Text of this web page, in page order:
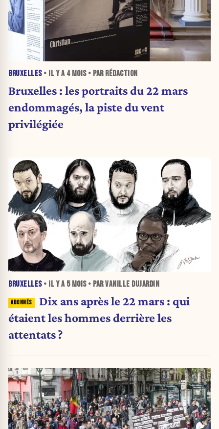
BRUXELLES• IL Y A 4 MOIS• PAR RÉDACTION
Bruxelles : les portraits du 22 mars
endommagés, la piste du vent
privilégiée
BRUXELLES• IL Y A 5 MOIS• PAR VANILLE DUJARDIN
Dix ans après le 22 mars : qui
étaient les hommes derrière les
attentats ?